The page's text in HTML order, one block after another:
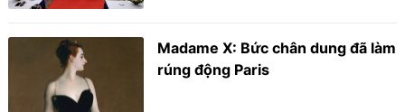
Madame X: Bức chân dung đã làm
rúng động Paris